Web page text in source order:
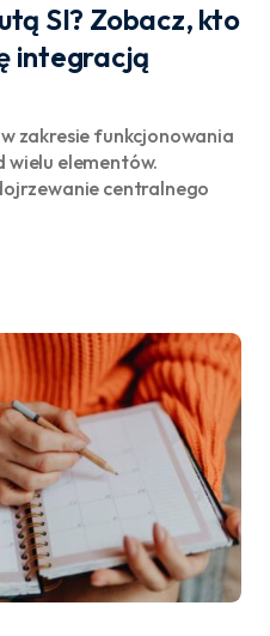
SI? Zobacz, kto
integracją
zakresie funkcjonowania
wielu elementów.
centralnego